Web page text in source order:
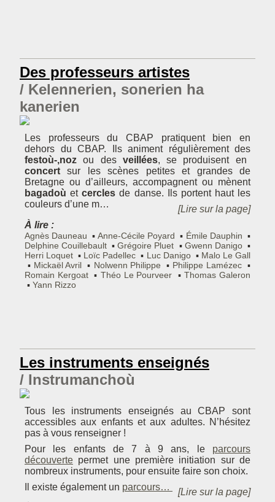
Des professeurs artistes
Kelennerien, sonerien ha
kanerien
Les professeurs du CBAP pratiquent bien en
dehors du CBAP. Ils animent régulièrement des
festoù-,noz ou des veillées, se produisent en
concert sur les scènes petites et grandes de
Bretagne ou d’ailleurs, accompagnent ou mènent
bagadoù etcercles de danse. Ils portent haut les
couleurs d’une m…
[Lire sur la page]
À lire :
Agnès Dauneau Anne-Cécile Poyard
Émile Dauphin
Delphine Couillebault
Grégoire Pluet
Gwenn Danigo
Herri Loquet
Loïc Padellec Luc Danigo
Malo Le Gall
Mickaël Avril
Nolwenn Philippe
Philippe Lamézec
Romain Kergoat
Théo Le Pourveer
Thomas Galeron
Yann Rizzo
Les instruments enseignés
Instrumanchoù
Tous les instruments enseignés au CBAP sont
accessibles aux enfants et aux adultes. N’hésitez
pas à vous renseigner !
Pour les enfants de 7 à 9 ans, le parcours
découverte permet une première initiation sur de
nombreux instruments, pour ensuite faire son choix.
Il existe également un parcours…
[Lire sur la page]